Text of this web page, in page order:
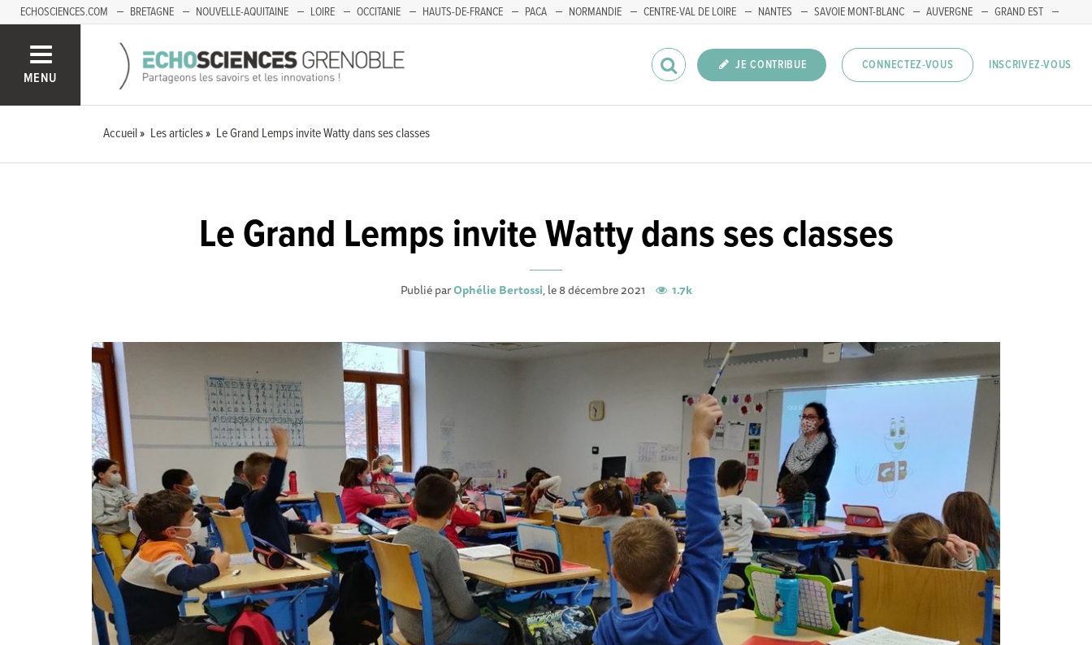
ECHOSCIENCES.COM BRETAGNE NOUVELLE-AQUITAINE LOIRE OCCITANIE HAUTS-DE-FRANCE PACA NORMANDIE CENTRE-VAL DE LOIRE NANTES SAVOIE MONT-BLANC AUVERGNE
GRAND EST
MENU
JE CONTRIBUE CONNECTEZ-VOUS INSCRIVEZ-VOUS
Accueil Les articles Le Grand Lemps invite Watty dans ses classes
Le Grand Lemps invite Watty dans ses classes
Publié parOphélie Bertossi, le 8 décembre 2021 1.7k